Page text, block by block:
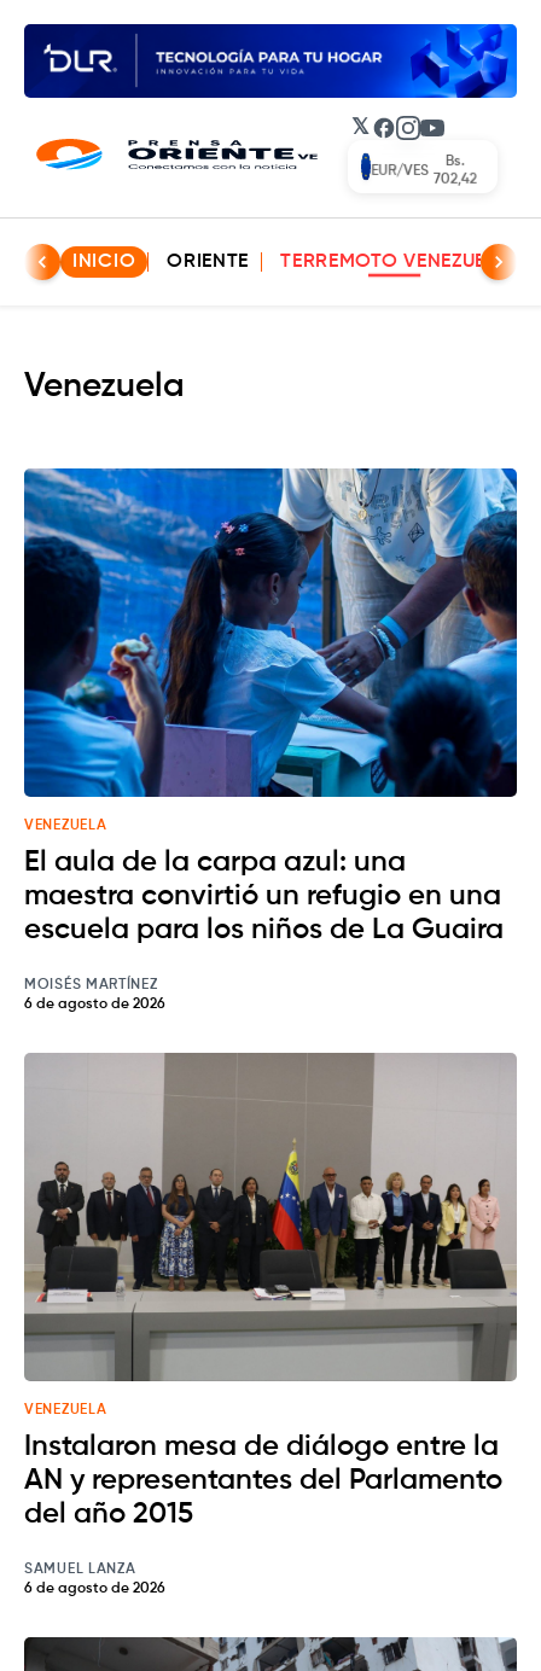
𝕏 Facebook
Instagram
YouTube
EUR/VES
Bs.
702,42
INICIO ORIENTE TERREMOTO VENEZUELA
Venezuela
VENEZUELA
El aula de la carpa azul: una
maestra convirtió un refugio en una
escuela para los niños de La Guaira
MOISÉS MARTÍNEZ
6 de agosto de 2026
VENEZUELA
Instalaron mesa de diálogo entre la
AN y representantes del Parlamento
del año 2015
SAMUEL LANZA
6 de agosto de 2026